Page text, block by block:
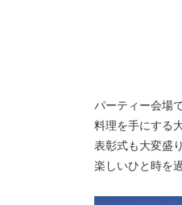
パーティー会場
料理を手にする
表彰式も大変盛
楽しいひと時を